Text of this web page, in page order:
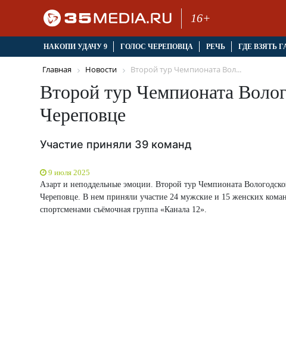
16+
НАКОПИ УДАЧУ 9 ГОЛОС ЧЕРЕПОВЦА РЕЧЬ ГДЕ ВЗЯТЬ
Главная Новости Второй тур Чемпионата Вол...
Второй тур Чемпионата
Череповце
Участие приняли 39 команд
9 июля 2025
Азарт и неподдельные эмоции. Второй тур Чемпионата
Череповце. В нем приняли участие 24 мужские и 15 женских
спортсменами съёмочная группа «Канала 12».